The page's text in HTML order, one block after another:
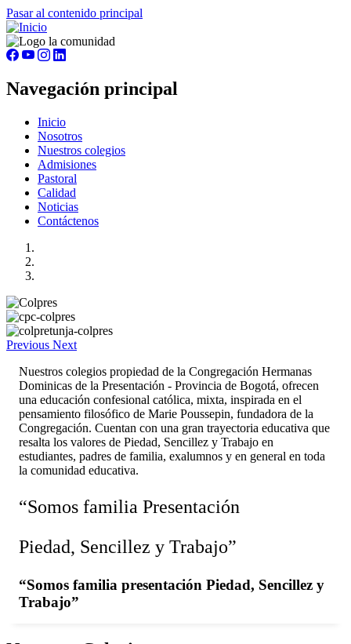
Pasar al contenido principal
Navegación principal
Inicio
Nosotros
Nuestros colegios
Admisiones
Pastoral
Calidad
Noticias
Contáctenos
Previous Next
Nuestros colegios propiedad de la Congregación Hermanas
Dominicas de la Presentación - Provincia de Bogotá, ofrecen
una educación confesional católica, mixta, inspirada en el
pensamiento filosófico de Marie Poussepin, fundadora de la
Congregación. Cuentan con una gran trayectoria educativa que
resalta los valores de Piedad, Sencillez y Trabajo en
estudiantes, padres de familia, exalumnos y en general en toda
la comunidad educativa.
“Somos familia Presentación
Piedad, Sencillez y Trabajo”
“Somos familia presentación Piedad, Sencillez y
Trabajo”